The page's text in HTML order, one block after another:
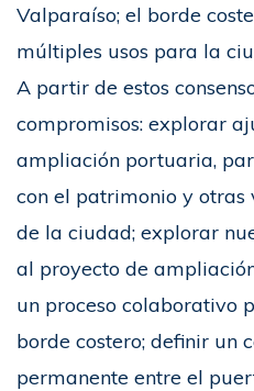
Valparaíso; el borde
múltiples usos para la
A partir de estos
compromisos: explorar
ampliación portuaria,
con el patrimonio y otras
de la ciudad; explorar
al proyecto de
un proceso colaborativo
borde costero; definir un
permanente entre el